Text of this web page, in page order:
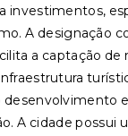
investimentos,
A designação
a captação de
desenvolvimento
A cidade possui